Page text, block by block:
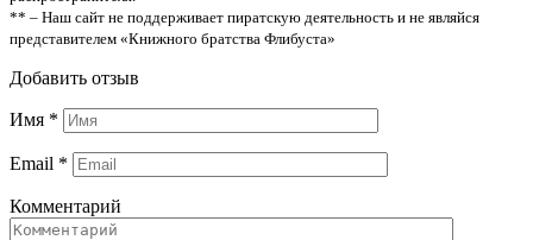
** – Наш сайт не поддерживает пиратскую деятельность и не являйся
представителем «Книжного братства Флибуста»
Добавить отзыв
Имя *
Email *
Комментарий